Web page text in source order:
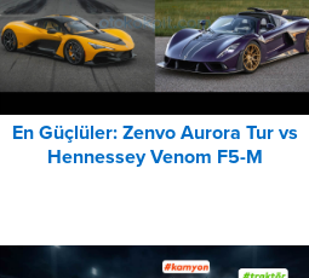
En Güçlüler: Zenvo Aurora Tur vs
Hennessey Venom F5-M